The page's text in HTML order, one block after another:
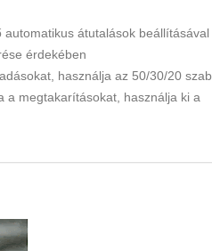
átutalások beállításával
érdekében
használja az 50/30/20
a megtakarításokat, használja ki a